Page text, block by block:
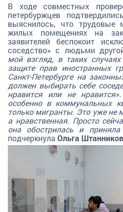
В ходе совместных
петербуржцев
выяснилось, что трудовые
жилых помещениях на
заявителей беспокоит
соседство» с людьми
мой взгляд, в таких
защите прав иностранных
Санкт-Петербурге на
должен выбирать себе
нравится или не нравится».
особенно в коммунальных
только мигранты. Это уже не
а нравственная. Просто
она обострилась и
подчеркнула Ольга